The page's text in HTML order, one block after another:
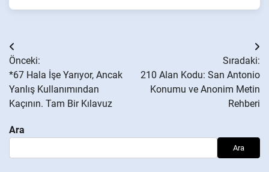
Yazı
gezinmesi
Önceki:
*67 Hala İşe Yarıyor, Ancak
Yanlış Kullanımından
Kaçının. Tam Bir Kılavuz
Sıradaki:
210 Alan Kodu: San Antonio
Konumu ve Anonim Metin
Rehberi
Ara
Ara